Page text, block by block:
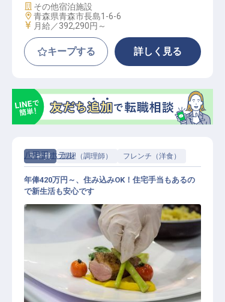
施設業態
その他宿泊施設
勤務地
青森県青森市長島1-6-6
給与
月給／392,290円～
キープする 詳しく見る
正社員 調理（調理師） フレンチ（洋食）
洋食調理
八甲田ホテル
年俸420万円～、住み込みOK！住宅手当もあるの
で新生活も安心です